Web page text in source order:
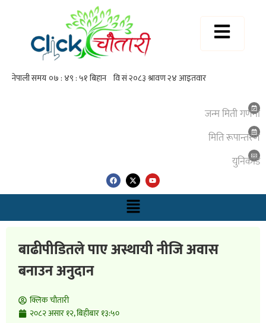
जन्म मिती गणना
मिति रूपान्तरण
युनिकाेड
बाढीपीडितले पाए अस्थायी नीजि अवास
बनाउन अनुदान
क्लिक चाैतारी
२०८२ असार १२, बिहीबार १३:५०